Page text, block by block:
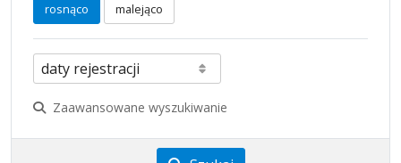
rosnąco malejąco
Zaawansowane wyszukiwanie